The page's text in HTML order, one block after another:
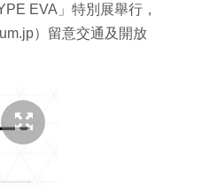
EVA」特別展舉行，
）留意交通及開放